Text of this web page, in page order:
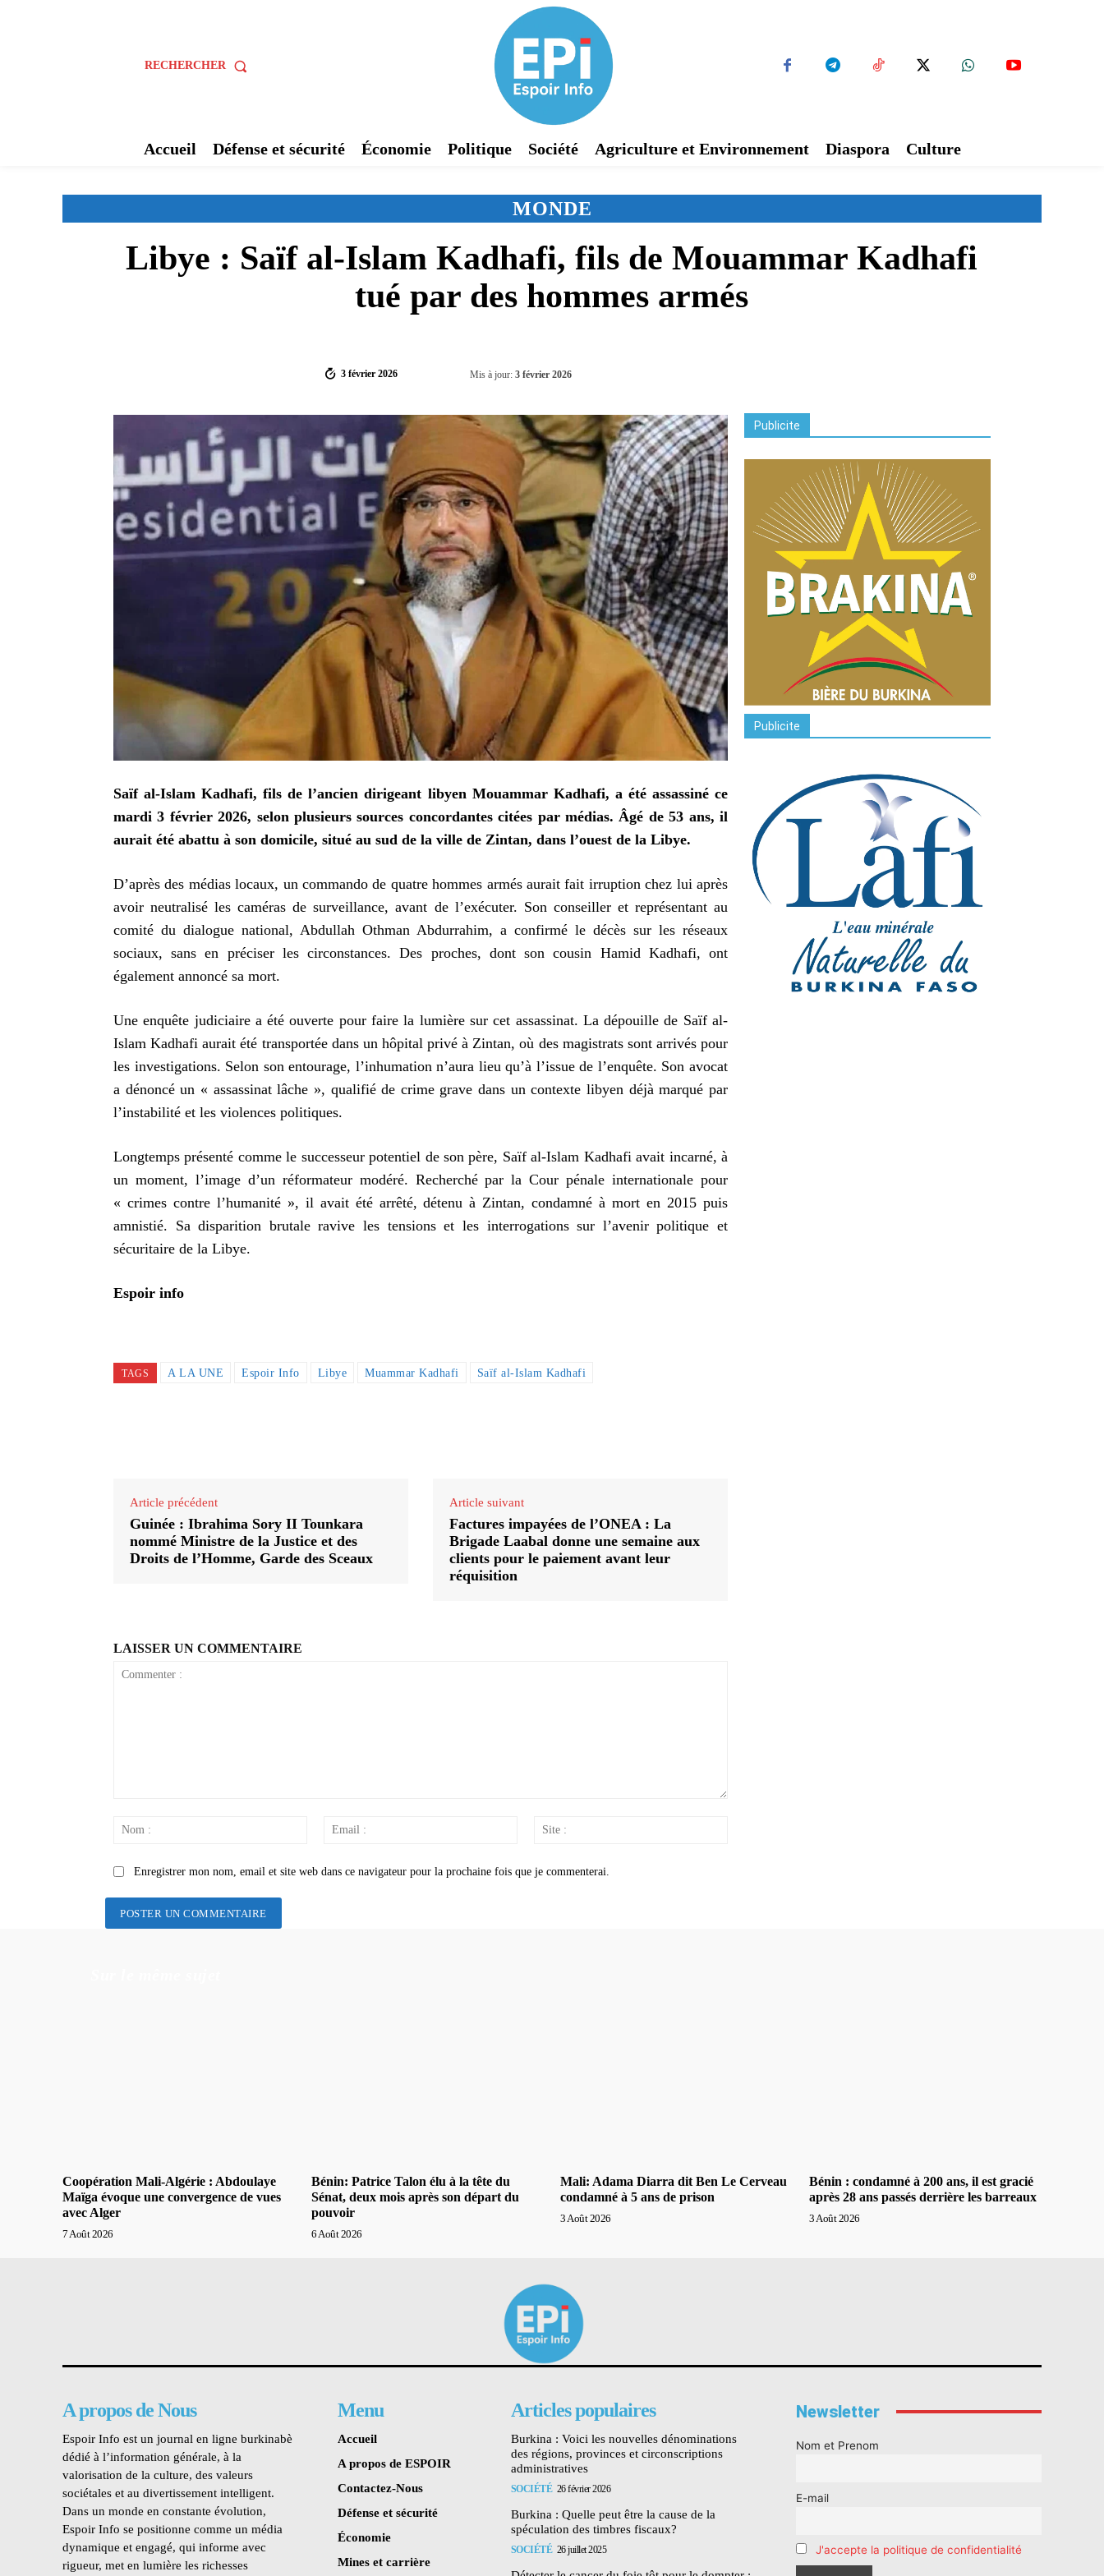
RECHERCHER
Accueil Défense et sécurité Économie Politique Société Agriculture et Environnement Diaspora Culture
MONDE
Libye : Saïf al-Islam Kadhafi, fils de Mouammar Kadhafi
tué par des hommes armés
3 février 2026 Mis à jour: 3 février 2026
Saïf al-Islam Kadhafi, fils de l’ancien dirigeant libyen Mouammar Kadhafi, a été assassiné ce
mardi 3 février 2026, selon plusieurs sources concordantes citées par médias. Âgé de 53 ans, il
aurait été abattu à son domicile, situé au sud de la ville de Zintan, dans l’ouest de la Libye.
D’après des médias locaux, un commando de quatre hommes armés aurait fait irruption chez lui après
avoir neutralisé les caméras de surveillance, avant de l’exécuter. Son conseiller et représentant au
comité du dialogue national, Abdullah Othman Abdurrahim, a confirmé le décès sur les réseaux
sociaux, sans en préciser les circonstances. Des proches, dont son cousin Hamid Kadhafi, ont
également annoncé sa mort.
Une enquête judiciaire a été ouverte pour faire la lumière sur cet assassinat. La dépouille de Saïf al-
Islam Kadhafi aurait été transportée dans un hôpital privé à Zintan, où des magistrats sont arrivés pour
les investigations. Selon son entourage, l’inhumation n’aura lieu qu’à l’issue de l’enquête. Son avocat
a dénoncé un « assassinat lâche », qualifié de crime grave dans un contexte libyen déjà marqué par
l’instabilité et les violences politiques.
Longtemps présenté comme le successeur potentiel de son père, Saïf al-Islam Kadhafi avait incarné, à
un moment, l’image d’un réformateur modéré. Recherché par la Cour pénale internationale pour
« crimes contre l’humanité », il avait été arrêté, détenu à Zintan, condamné à mort en 2015 puis
amnistié. Sa disparition brutale ravive les tensions et les interrogations sur l’avenir politique et
sécuritaire de la Libye.
Espoir info
TAGS A LA UNE Espoir Info Libye Muammar Kadhafi Saïf al-Islam Kadhafi
Article précédent
Guinée : Ibrahima Sory II Tounkara
nommé Ministre de la Justice et des
Droits de l’Homme, Garde des Sceaux
Article suivant
Factures impayées de l’ONEA : La
Brigade Laabal donne une semaine aux
clients pour le paiement avant leur
réquisition
LAISSER UN COMMENTAIRE
Email
Enregistrer mon nom, email et site web dans ce navigateur pour la prochaine fois que je commenterai.
Publicite
Publicite
Coopération Mali-Algérie : Abdoulaye
Maïga évoque une convergence de vues
avec Alger
7 Août 2026
Bénin: Patrice Talon élu à la tête du
Sénat, deux mois après son départ du
pouvoir
6 Août 2026
Mali: Adama Diarra dit Ben Le Cerveau
condamné à 5 ans de prison
3 Août 2026
Bénin : condamné à 200 ans, il est gracié
après 28 ans passés derrière les barreaux
3 Août 2026
A propos de Nous
Espoir Info est un journal en ligne burkinabè
dédié à l’information générale, à la
valorisation de la culture, des valeurs
sociétales et au divertissement intelligent.
Dans un monde en constante évolution,
Espoir Info se positionne comme un média
dynamique et engagé, qui informe avec
rigueur, met en lumière les richesses
Menu
Accueil
A propos de ESPOIR
Contactez-Nous
Défense et sécurité
Économie
Mines et carrière
Articles populaires
Burkina : Voici les nouvelles dénominations
des régions, provinces et circonscriptions
administratives
SOCIÉTÉ 26 février 2026
Burkina : Quelle peut être la cause de la
spéculation des timbres fiscaux?
SOCIÉTÉ 26 juillet 2025
Newsletter
Nom et Prenom
E-mail
J'accepte la politique de confidentialité